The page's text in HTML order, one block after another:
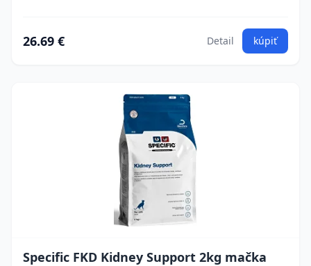
26.69 € Detail kúpiť
Specific FKD Kidney Support 2kg mačka